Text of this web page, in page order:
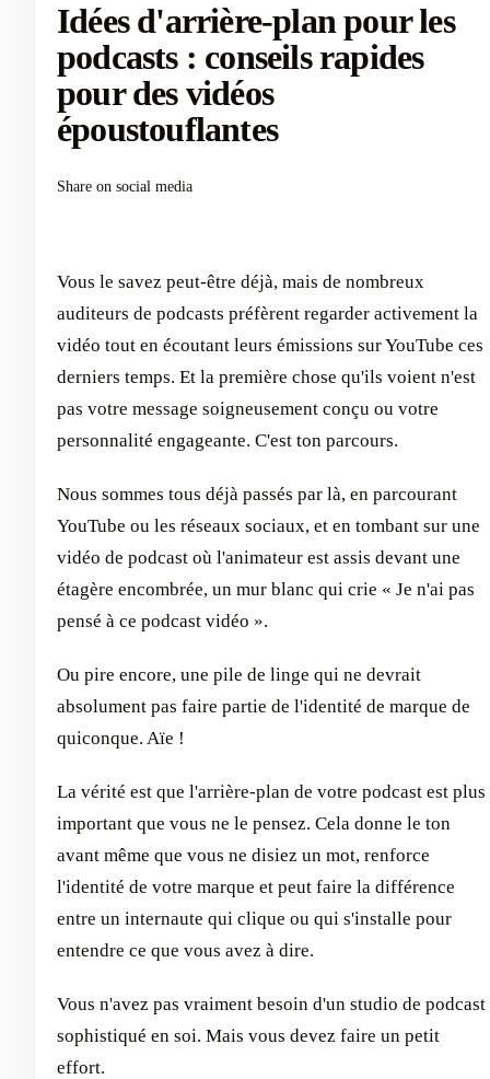
Idées d'arrière-plan pour les
podcasts : conseils rapides
pour des vidéos
époustouflantes
Share on social media
Vous le savez peut-être déjà, mais de nombreux
auditeurs de podcasts préfèrent regarder activement la
vidéo tout en écoutant leurs émissions sur YouTube ces
derniers temps. Et la première chose qu'ils voient n'est
pas votre message soigneusement conçu ou votre
personnalité engageante. C'est ton parcours.
Nous sommes tous déjà passés par là, en parcourant
YouTube ou les réseaux sociaux, et en tombant sur une
vidéo de podcast où l'animateur est assis devant une
étagère encombrée, un mur blanc qui crie « Je n'ai pas
pensé à ce podcast vidéo ».
Ou pire encore, une pile de linge qui ne devrait
absolument pas faire partie de l'identité de marque de
quiconque. Aïe !
La vérité est que l'arrière-plan de votre podcast est plus
important que vous ne le pensez. Cela donne le ton
avant même que vous ne disiez un mot, renforce
l'identité de votre marque et peut faire la différence
entre un internaute qui clique ou qui s'installe pour
entendre ce que vous avez à dire.
Vous n'avez pas vraiment besoin d'un studio de podcast
sophistiqué en soi. Mais vous devez faire un petit
effort.